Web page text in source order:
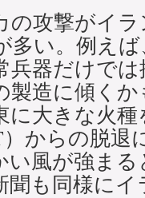
攻撃がイ
多い。例え
兵器だけで
製造に傾く
に大きな火
からの脱退
い風が強ま
聞も同様に